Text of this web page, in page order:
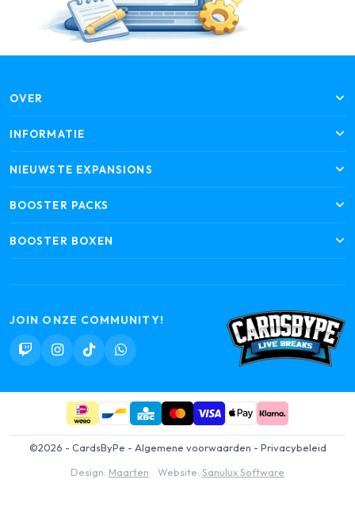
OVER
INFORMATIE
NIEUWSTE EXPANSIONS
BOOSTER PACKS
BOOSTER BOXEN
JOIN ONZE COMMUNITY!
©2026 - CardsByPe - Algemene voorwaarden - Privacybeleid
Design: Maarten Website: Sanulux Software